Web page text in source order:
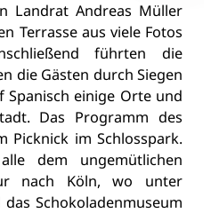
Landrat Andreas Müller
Terrasse aus viele Fotos
führten die
die Gästen durch Siegen
einige Orte und
Das Programm des
Picknick im Schlosspark.
dem ungemütlichen
nach Köln, wo unter
Schokoladenmuseum